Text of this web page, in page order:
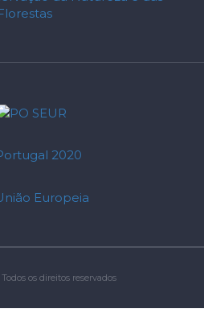
Todos os direitos reservados